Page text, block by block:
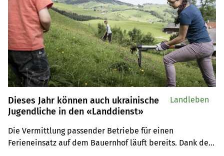
Dieses Jahr können auch ukrainische
Jugendliche in den «Landdienst»
Die Vermittlung passender Betriebe für einen
Ferieneinsatz auf dem Bauernhof läuft bereits. Dank des
Landleben